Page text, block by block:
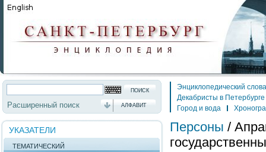
Расширенный поиск АЛФАВИТ
УКАЗАТЕЛИ
ТЕМАТИЧЕСКИЙ
Энциклопедический
Декабристы в Петербурге
Город и вода
Персоны /